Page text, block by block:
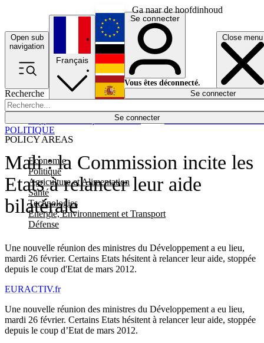
Ga naar de hoofdinhoud
Open sub
navigation
Close menu
Recherche
Se connecter
POLICY AREAS
Economie
Politique
Agriculture et Alimentation
Santé
Technologies
Energie, Environnement et Transport
Défense
Économie
Français
English
Deutsch
Español
Se connecter
Vous êtes déconnecté.
Se connecter
Mali : la Commission incite les
Etats à relancer leur aide
bilatérale
Une nouvelle réunion des ministres du Développement a eu lieu,
mardi 26 février. Certains Etats hésitent à relancer leur aide, stoppée
depuis le coup d'Etat de mars 2012.
POLITIQUE
EURACTIV.fr
Une nouvelle réunion des ministres du Développement a eu lieu,
mardi 26 février. Certains Etats hésitent à relancer leur aide, stoppée
depuis le coup d’Etat de mars 2012.